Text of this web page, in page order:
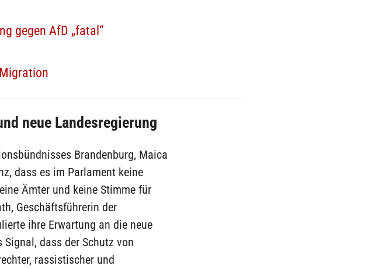
gegen AfD „fatal“
neue Landesregierung
Brandenburg, Maica
dass es im Parlament keine
Ämter und keine Stimme für
Geschäftsführerin der
ihre Erwartung an die neue
Signal, dass der Schutz von
rassistischer und